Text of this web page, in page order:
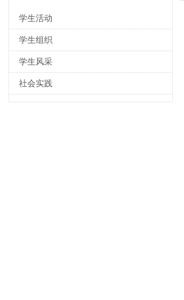
学生活动
学生组织
学生风采
社会实践